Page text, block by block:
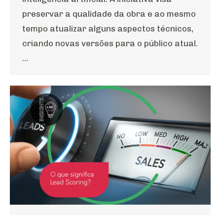
preservar a qualidade da obra e ao mesmo
tempo atualizar alguns aspectos técnicos,
criando novas versões para o público atual.
…